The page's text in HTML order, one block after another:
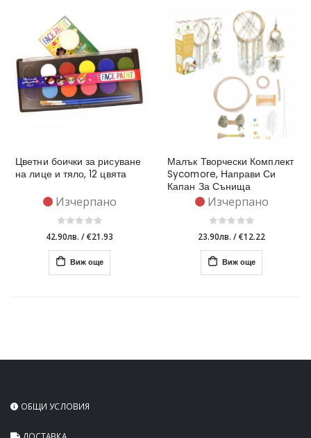
Цветни боички за рисуване
на лице и тяло, 12 цвята
Изчерпано
42.90лв. /€21.93
Виж още
Малък Творчески Комплект
Sycomore, Направи Си
Капан За Сънища
Изчерпано
23.90лв. /€12.22
Виж още
ОБЩИ УСЛОВИЯ
ДОСТАВКА